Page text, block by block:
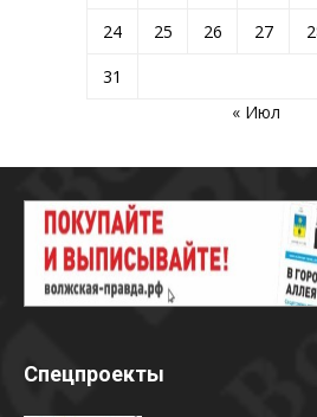
24
25 26 27
31
« Июл
Спецпроекты